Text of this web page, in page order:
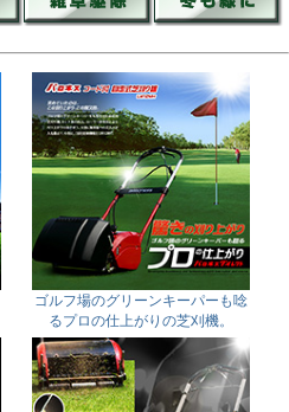
ゴルフ場のグリーンキーパーも唸
るプロの仕上がりの芝刈機。